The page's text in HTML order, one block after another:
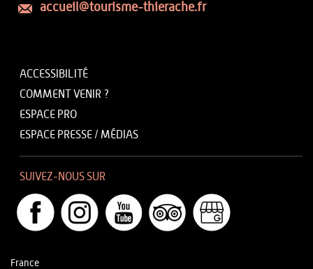
accueil@tourisme-thierache.fr
ACCESSIBILITÉ
COMMENT VENIR ?
ESPACE PRO
ESPACE PRESSE / MÉDIAS
SUIVEZ-NOUS SUR
France